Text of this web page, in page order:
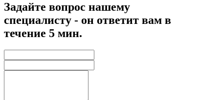
Задайте вопрос нашему
специалисту - он ответит вам в
течение 5 мин.